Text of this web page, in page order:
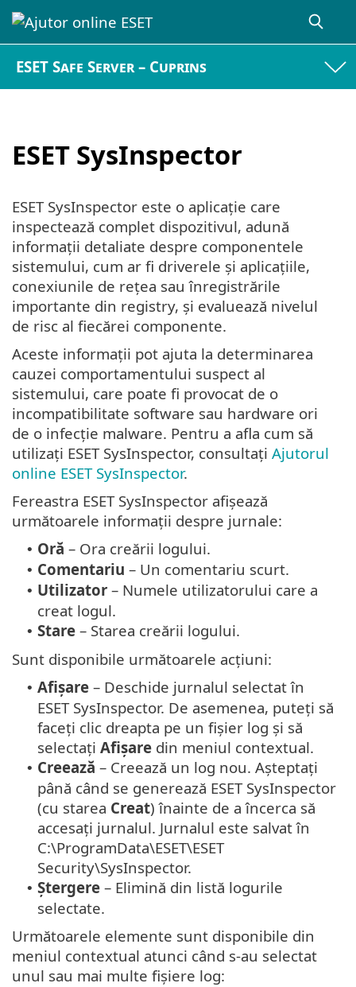
ESET Safe Server – Cuprins
ESET SysInspector
ESET SysInspector este o aplicație care
inspectează complet dispozitivul, adună
informații detaliate despre componentele
sistemului, cum ar fi driverele și aplicațiile,
conexiunile de rețea sau înregistrările
importante din registry, și evaluează nivelul
de risc al fiecărei componente.
Aceste informații pot ajuta la determinarea
cauzei comportamentului suspect al
sistemului, care poate fi provocat de o
incompatibilitate software sau hardware ori
de o infecție malware. Pentru a afla cum să
utilizați ESET SysInspector, consultați Ajutorul
online ESET SysInspector.
Fereastra ESET SysInspector afișează
următoarele informații despre jurnale:
• Oră – Ora creării logului.
• Comentariu – Un comentariu scurt.
• Utilizator – Numele utilizatorului care a
creat logul.
• Stare – Starea creării logului.
Sunt disponibile următoarele acțiuni:
• Afișare – Deschide jurnalul selectat în
ESET SysInspector. De asemenea, puteți să
faceți clic dreapta pe un fișier log și să
selectați Afișare din meniul contextual.
• Creează – Creează un log nou. Așteptați
până când se generează ESET SysInspector
(cu starea Creat) înainte de a încerca să
accesați jurnalul. Jurnalul este salvat în
C:\ProgramData\ESET\ESET
Security\SysInspector.
• Ștergere – Elimină din listă logurile
selectate.
Următoarele elemente sunt disponibile din
meniul contextual atunci când s-au selectat
unul sau mai multe fișiere log: